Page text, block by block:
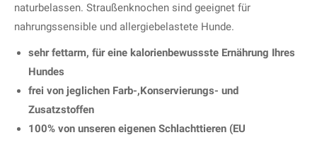
naturbelassen. Straußenknochen sind geeignet für
nahrungssensible und allergiebelastete Hunde.
sehr fettarm, für eine kalorienbewussste Ernährung Ihres
Hundes
frei von jeglichen Farb-,Konservierungs- und
Zusatzstoffen
100% von unseren eigenen Schlachttieren (EU